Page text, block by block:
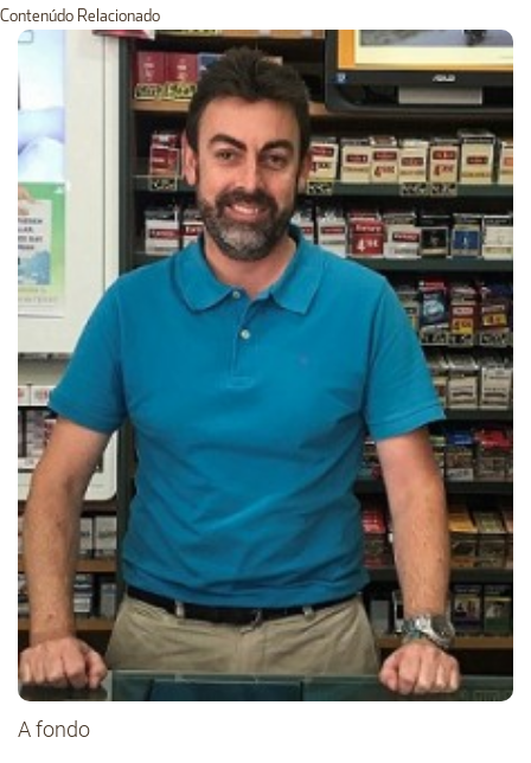
Contenúdo Relacionado
A fondo